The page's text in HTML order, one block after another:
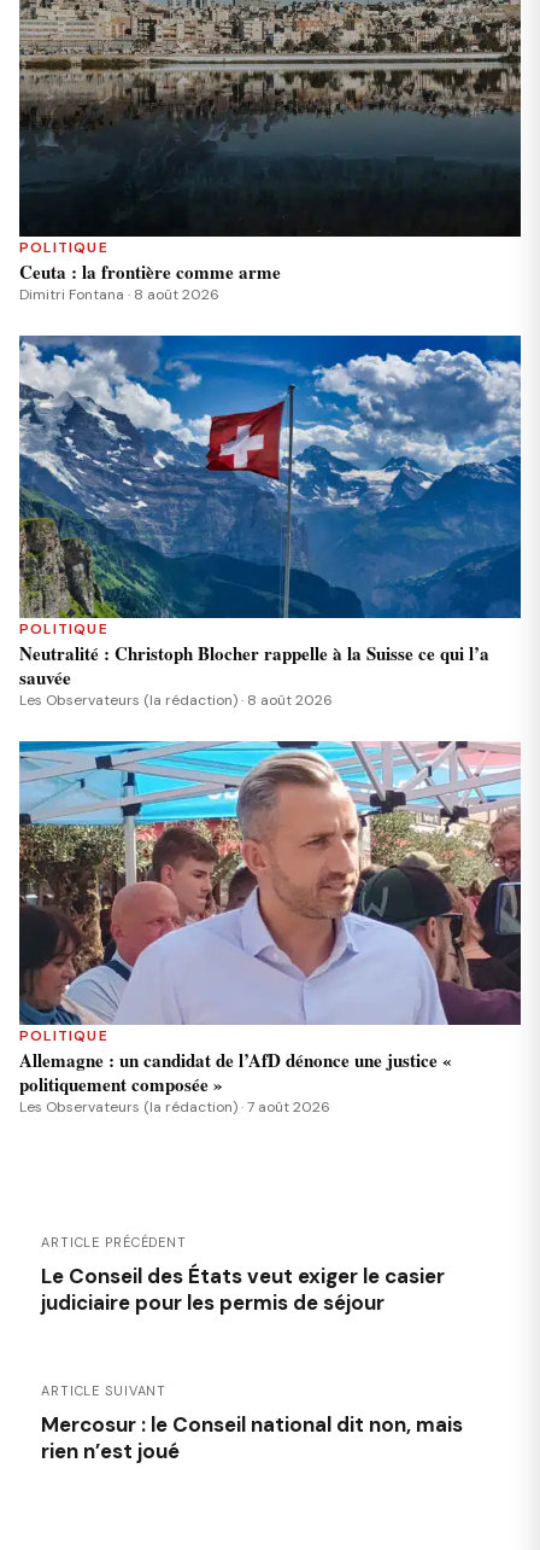
POLITIQUE
Ceuta : la frontière comme arme
Dimitri Fontana · 8 août 2026
POLITIQUE
Neutralité : Christoph Blocher rappelle à la Suisse ce qui l’a
sauvée
Les Observateurs (la rédaction) · 8 août 2026
POLITIQUE
Allemagne : un candidat de l’AfD dénonce une justice «
politiquement composée »
Les Observateurs (la rédaction) · 7 août 2026
ARTICLE PRÉCÉDENT
Le Conseil des États veut exiger le casier
judiciaire pour les permis de séjour
ARTICLE SUIVANT
Mercosur : le Conseil national dit non, mais
rien n’est joué